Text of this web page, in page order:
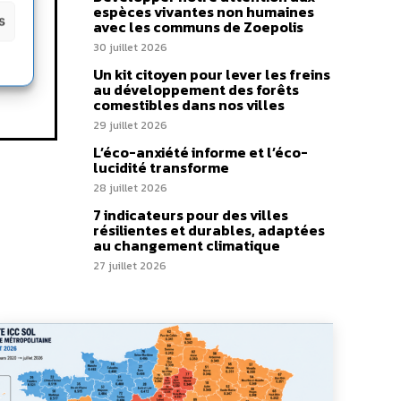
espèces vivantes non humaines
avec les communs de Zoepolis
30 juillet 2026
Un kit citoyen pour lever les freins
au développement des forêts
comestibles dans nos villes
29 juillet 2026
L’éco-anxiété informe et l’éco-
lucidité transforme
28 juillet 2026
7 indicateurs pour des villes
résilientes et durables, adaptées
au changement climatique
27 juillet 2026